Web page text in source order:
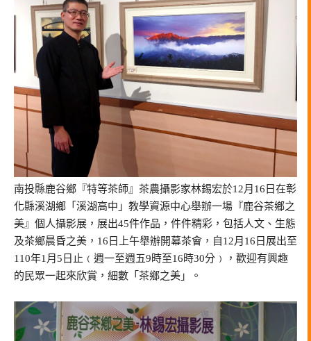
南投縣鹿谷鄉『特等茶師』茶農攝影家林錫宏於12月16日在彰
化縣溪湖鄉「溪湖高中」教學資源中心舉辦一場『鹿谷茶鄉之
美』個人攝影展，展出45件作品，件件精彩，包括人文、生態
及茶鄉晨昏之美，16日上午舉辦開幕茶會，自12月16日展出至
110年1月5日止﹙週一至週五9時至16時30分﹚，歡迎有興趣
的民眾一起來欣賞，細數「茶鄉之美」。